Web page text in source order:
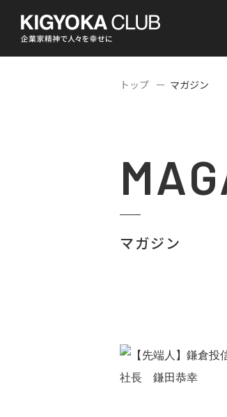
トップ マガジン
マガジン